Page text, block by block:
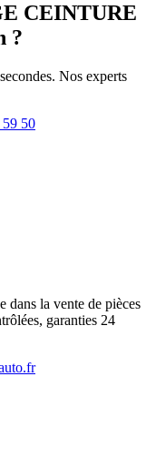
CEINTURE
?
Nos experts
50
dans la vente de pièces
garanties 24